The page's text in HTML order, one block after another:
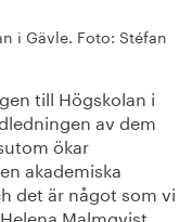
i Gävle. Foto: Stéfan
till Högskolan i
av dem
ökar
akademiska
det är något som vi
Malmqvist.